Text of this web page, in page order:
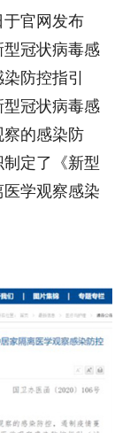
于官网发布
型冠状病毒感
防控指引
型冠状病毒感
的感染防
定了《新型
学观察感染